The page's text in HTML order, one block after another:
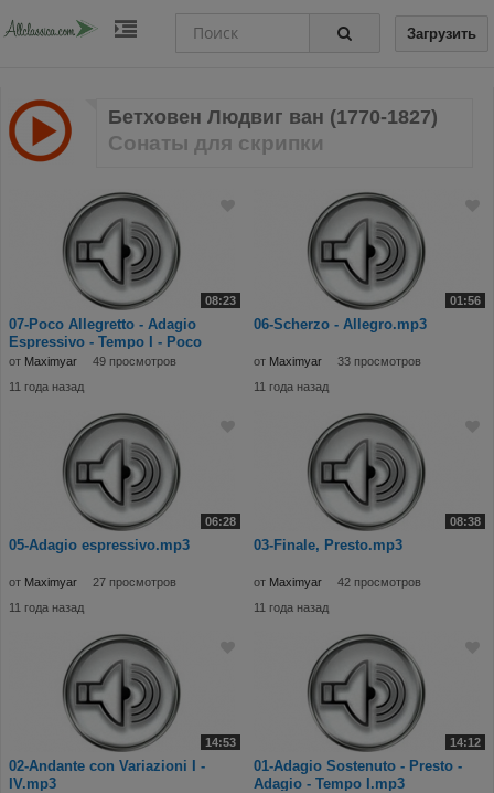
Загрузить
Бетховен Людвиг ван (1770-1827)
Сонаты для скрипки
08:23
07-Poco Allegretto - Adagio
Espressivo - Tempo I - Poco
Adagio - Prest
от Maximyar
49 просмотров
11 года назад
01:56
06-Scherzo - Allegro.mp3
от Maximyar
33 просмотров
11 года назад
06:28
05-Adagio espressivo.mp3
от Maximyar
27 просмотров
11 года назад
08:38
03-Finale, Presto.mp3
от Maximyar
42 просмотров
11 года назад
14:53
02-Andante con Variazioni I -
IV.mp3
14:12
01-Adagio Sostenuto - Presto -
Adagio - Tempo I.mp3